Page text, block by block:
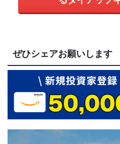
ぜひシェアお願いします